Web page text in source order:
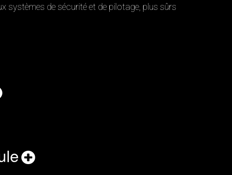
systèmes de sécurité et de pilotage, plus sûrs